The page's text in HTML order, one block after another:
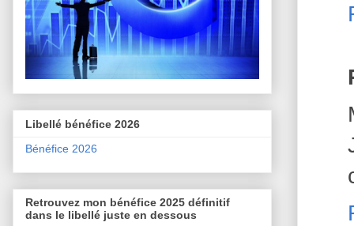
Libellé bénéfice 2026
Bénéfice 2026
Retrouvez mon bénéfice 2025 définitif
dans le libellé juste en dessous